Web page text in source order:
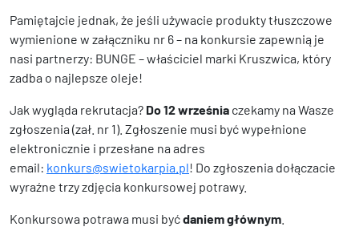
Pamiętajcie jednak, że jeśli używacie produkty tłuszczowe
wymienione w załączniku nr 6 – na konkursie zapewnią je
nasi partnerzy: BUNGE – właściciel marki Kruszwica, który
zadba o najlepsze oleje!
Jak wygląda rekrutacja? Do 12 września czekamy na Wasze
zgłoszenia (zał. nr 1). Zgłoszenie musi być wypełnione
elektronicznie i przesłane na adres
email: konkurs@swietokarpia.pl! Do zgłoszenia dołączacie
wyraźne trzy zdjęcia konkursowej potrawy.
Konkursowa potrawa musi byćdaniem głównym